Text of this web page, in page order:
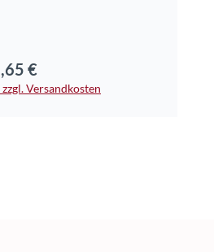
Preis:
€
Versandkosten